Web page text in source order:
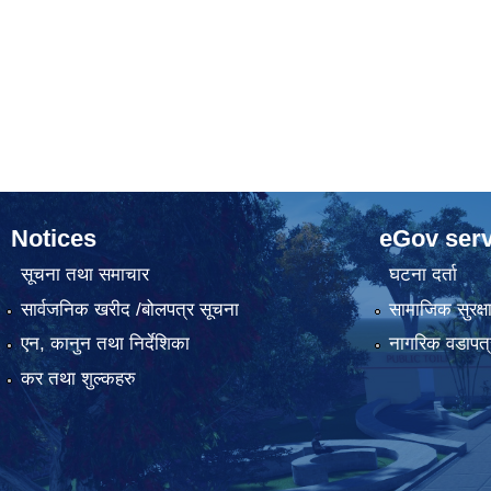
Notices
सूचना तथा समाचार
सार्वजनिक खरीद /बोलपत्र सूचना
एन, कानुन तथा निर्देशिका
कर तथा शुल्कहरु
eGov
घटना दर्ता
सामाजिक सुरक्षा
नागरिक